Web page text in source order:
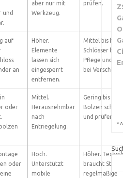
und
aber nur mit
Werkzeug.
prüfen.
auf
an
Höher.
Elemente
lassen sich
eingesperrt
entfernen.
Mittel bis
Schlösser
Pflege und
bei Verschleiß.
oder
Mittel.
Herausnehmbar
nach
Entriegelung.
Gering bis
Bolzen
und prüfen.
oder
Hoch.
Unterstützt
mobile
Höher. Technik
braucht Strom
regelmäßige
*